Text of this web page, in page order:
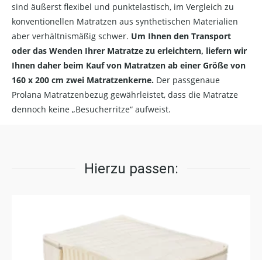
sind äußerst flexibel und punktelastisch, im Vergleich zu
konventionellen Matratzen aus synthetischen Materialien
aber verhältnismäßig schwer. Um Ihnen den Transport
oder das Wenden Ihrer Matratze zu erleichtern, liefern wir
Ihnen daher beim Kauf von Matratzen ab einer Größe von
160 x 200 cm zwei Matratzenkerne. Der passgenaue
Prolana Matratzenbezug gewährleistet, dass die Matratze
dennoch keine „Besucherritze“ aufweist.
Hierzu passen: